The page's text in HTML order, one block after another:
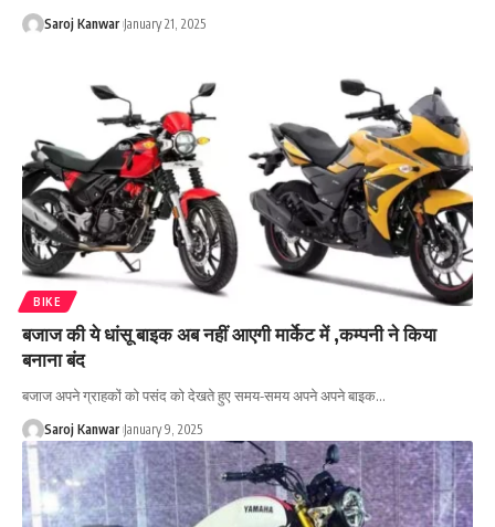
Saroj Kanwar January 21, 2025
BIKE
बजाज की ये धांसू बाइक अब नहीं आएगी मार्केट में ,कम्पनी ने किया
बनाना बंद
बजाज अपने ग्राहकों को पसंद को देखते हुए समय-समय अपने अपने बाइक…
Saroj Kanwar January 9, 2025